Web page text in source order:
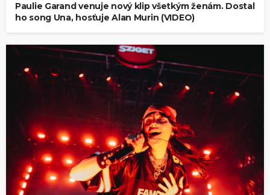
Paulie Garand venuje nový klip všetkým ženám. Dostal
ho song Una, hosťuje Alan Murin (VIDEO)